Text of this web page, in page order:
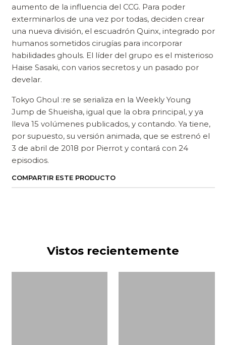
aumento de la influencia del CCG. Para poder
exterminarlos de una vez por todas, deciden crear
una nueva división, el escuadrón Quinx, integrado por
humanos sometidos cirugías para incorporar
habilidades ghouls. El líder del grupo es el misterioso
Haise Sasaki, con varios secretos y un pasado por
develar.
Tokyo Ghoul :re se serializa en la Weekly Young
Jump de Shueisha, igual que la obra principal, y ya
lleva 15 volúmenes publicados, y contando. Ya tiene,
por supuesto, su versión animada, que se estrenó el
3 de abril de 2018 por Pierrot y contará con 24
episodios.
COMPARTIR ESTE PRODUCTO
Vistos recientemente